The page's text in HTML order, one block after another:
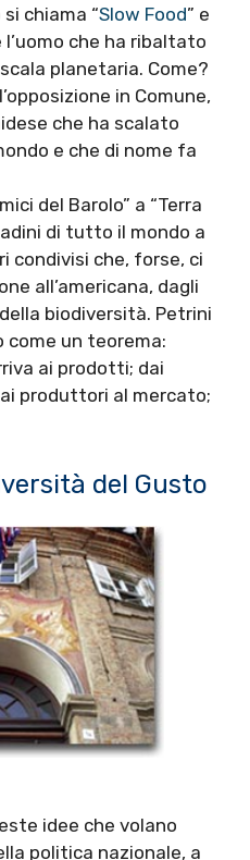
chiama “Slow Food” e
l’uomo che ha ribaltato
planetaria. Come?
in Comune,
che ha scalato
e che di nome fa
del Barolo” a “Terra
di tutto il mondo a
condivisi che, forse, ci
all’americana, dagli
biodiversità. Petrini
come un teorema:
ai prodotti; dai
produttori al mercato;
del Gusto
idee che volano
politica nazionale, a